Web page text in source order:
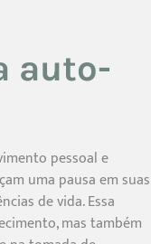
auto-
pessoal e
uma pausa em suas
de vida. Essa
mas também